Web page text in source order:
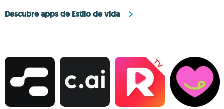
Descubre apps de Estilo de vida